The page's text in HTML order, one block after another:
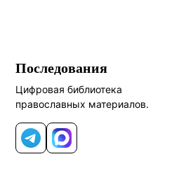
Последования
Цифровая библиотека
православных материалов.
Telegram
MAX